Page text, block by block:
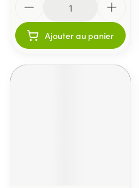
Ajouter au panier